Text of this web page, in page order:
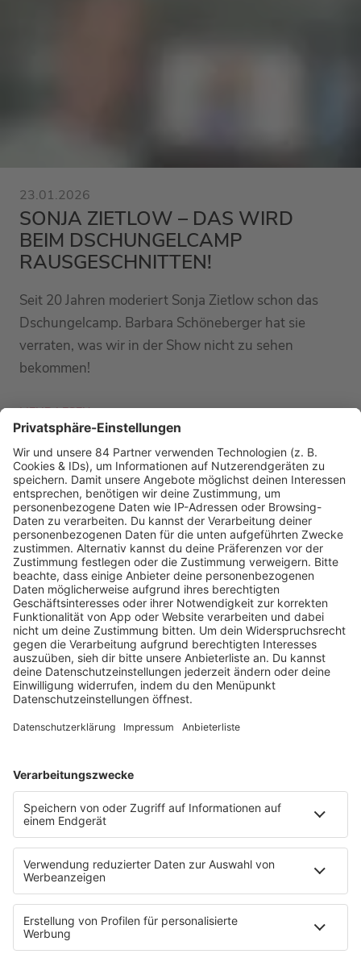
23.01.2026
SONJA ZIETLOW – DAS WIRD
BEIM DSCHUNGELCAMP
RAUSGESCHNITTEN!
Seit 20 Jahren moderiert Sonja Zietlow schon das
Dschungelcamp. Barbara Schöneberger hat sie
verraten, was wir in der Show nicht zu sehen
bekommen!
MEHR LESEN
PODCAST-GÄSTE: MEHR NEWS
HOME
RADIOS
barba radio
Lagerfeuer
Füße hoch
Schmusekatze
Song Contest
Mädelsabend
Ich hasse Sport
Sonntag Morgen
Strandbar
Putzfimmel
Deutschpop
Deutsche Liebeslieder
PODCASTS
Mit den Waffeln einer Frau